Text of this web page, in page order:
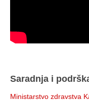
Saradnja i
Ministarstvo zdravstva